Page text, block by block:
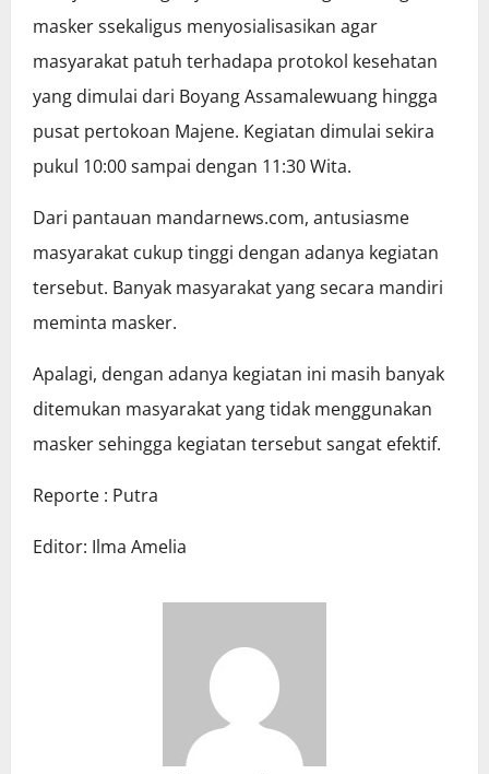
masker ssekaligus menyosialisasikan agar
masyarakat patuh terhadapa protokol kesehatan
yang dimulai dari Boyang Assamalewuang hingga
pusat pertokoan Majene. Kegiatan dimulai sekira
pukul 10:00 sampai dengan 11:30 Wita.
Dari pantauan mandarnews.com, antusiasme
masyarakat cukup tinggi dengan adanya kegiatan
tersebut. Banyak masyarakat yang secara mandiri
meminta masker.
Apalagi, dengan adanya kegiatan ini masih banyak
ditemukan masyarakat yang tidak menggunakan
masker sehingga kegiatan tersebut sangat efektif.
Reporte : Putra
Editor: Ilma Amelia